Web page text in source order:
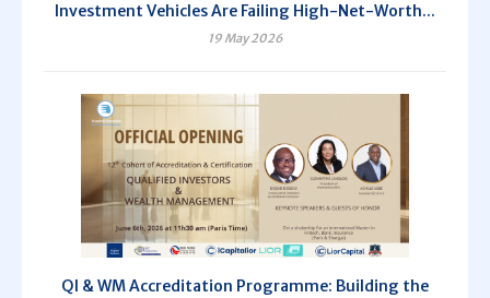
Investment Vehicles Are Failing High-Net-Worth...
19 May 2026
QI & WM Accreditation Programme: Building the